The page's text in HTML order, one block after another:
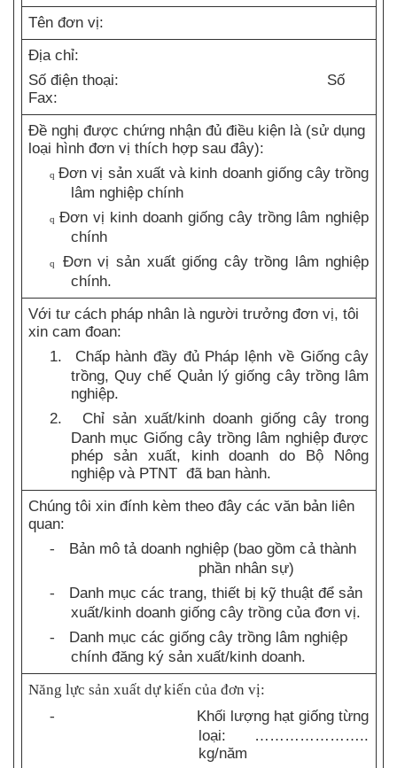
Tên đơn vị:
Địa chỉ:
Số điện thoại: Số
Fax:
Đề nghị được chứng nhận đủ điều kiện là (sử dụng
loại hình đơn vị thích hợp sau đây):
q Đơn vị sản xuất và kinh doanh giống cây trồng
lâm nghiệp chính
q Đơn vị kinh doanh giống cây trồng lâm nghiệp
chính
q
Đơn vị sản xuất giống cây trồng lâm nghiệp
chính.
Với tư cách pháp nhân là người trưởng đơn vị, tôi
xin cam đoan:
1.
Chấp hành đầy đủ Pháp lệnh về Giống cây
trồng, Quy chế Quản lý giống cây trồng lâm
nghiệp.
2.
Chỉ sản xuất/kinh doanh giống cây trong
Danh mục Giống cây trồng lâm nghiệp được
phép sản xuất, kinh doanh do Bộ Nông
nghiệp và PTNT đã ban hành.
Chúng tôi xin đính kèm theo đây các văn bản liên
quan:
-
Bản mô tả doanh nghiệp (bao gồm cả thành
phần nhân sự)
-
Danh mục các trang, thiết bị kỹ thuật để sản
xuất/kinh doanh giống cây trồng của đơn vị.
-
Danh mục các giống cây trồng lâm nghiệp
chính đăng ký sản xuất/kinh doanh.
Năng lực sản xuất dự kiến của đơn vị:
-
Khối lượng hạt giống từng
loại: …………………..
kg/năm